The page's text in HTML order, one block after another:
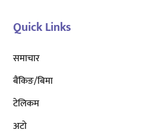
Quick Links
समाचार
बैंकिङ/बिमा
टेलिकम
अटाे